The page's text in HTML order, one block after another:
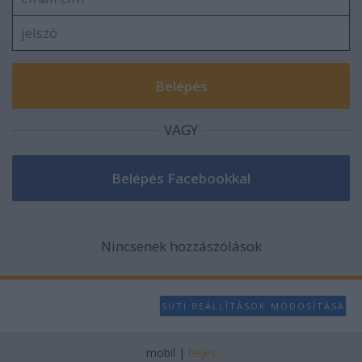
VAGY
Nincsenek hozzászólások
SÜTI BEÁLLÍTÁSOK MÓDOSÍTÁSA
mobil | teljes